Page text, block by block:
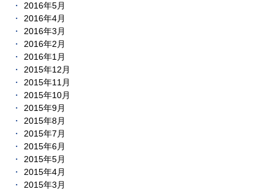
2016年5月
2016年4月
2016年3月
2016年2月
2016年1月
2015年12月
2015年11月
2015年10月
2015年9月
2015年8月
2015年7月
2015年6月
2015年5月
2015年4月
2015年3月